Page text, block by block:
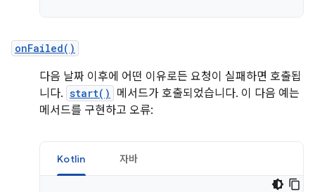
onFailed()
다음 날짜 이후에 어떤 이유로든 요청이 실패하면 호출됩
니다. start()
메서드가 호출되었습니다. 이 다음 예는
메서드를 구현하고 오류:
Kotlin 자바